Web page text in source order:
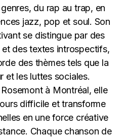
du rap au trap, en
jazz, pop et soul. Son
se distingue par des
des textes introspectifs,
des thèmes tels que la
et les luttes sociales.
à Montréal, elle
difficile et transforme
en une force créative
Chaque chanson de